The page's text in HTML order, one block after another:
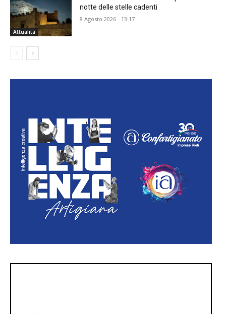
Attualità
notte delle stelle cadenti
8 Agosto 2026 - 13:17